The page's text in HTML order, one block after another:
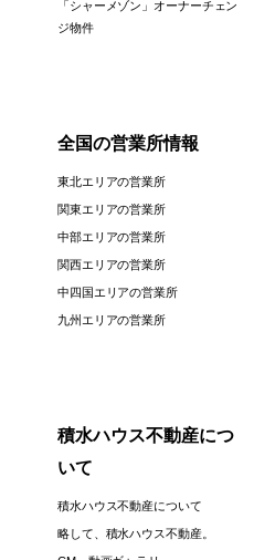
「シャーメゾン」オーナーチェン
ジ物件
全国の営業所情報
東北エリアの営業所
関東エリアの営業所
中部エリアの営業所
関西エリアの営業所
中四国エリアの営業所
九州エリアの営業所
積水ハウス不動産につ
いて
積水ハウス不動産について
略して、積水ハウス不動産。